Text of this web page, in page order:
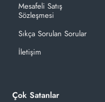
Mesafeli Satış
Sözleşmesi
Sıkça Sorulan Sorular
İletişim
Çok Satanlar